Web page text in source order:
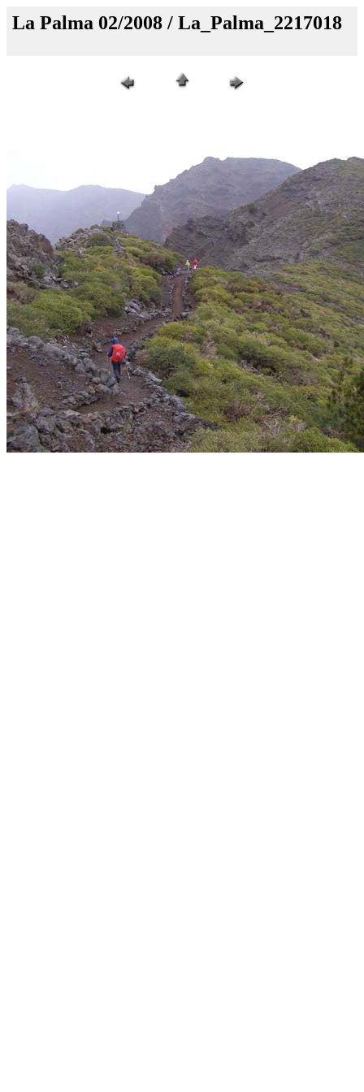
La Palma 02/2008 / La_Palma_2217018